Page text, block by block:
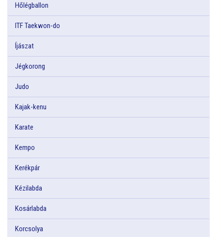
Hőlégballon
ITF Taekwon-do
Íjászat
Jégkorong
Judo
Kajak-kenu
Karate
Kempo
Kerékpár
Kézilabda
Kosárlabda
Korcsolya